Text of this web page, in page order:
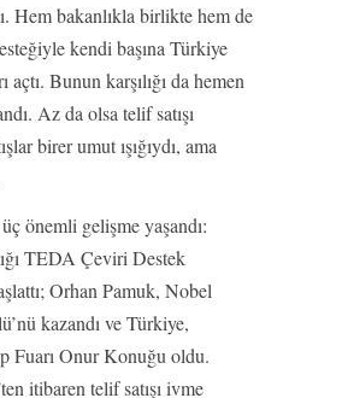
Hem bakanlıkla birlikte hem de
kendi başına Türkiye
açtı. Bunun karşılığı da hemen
Az da olsa telif satışı
birer umut ışığıydı, ama
önemli gelişme yaşandı:
TEDA Çeviri Destek
Orhan Pamuk, Nobel
kazandı ve Türkiye,
Fuarı Onur Konuğu oldu.
itibaren telif satışı ivme